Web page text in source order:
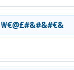
₩€@£#&#&#€&